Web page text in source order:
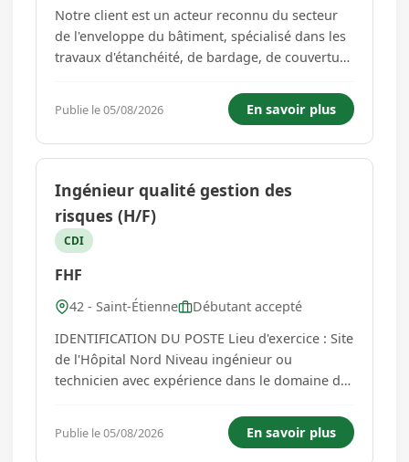
Notre client est un acteur reconnu du secteur
de l'enveloppe du bâtiment, spécialisé dans les
travaux d'étanchéité, de bardage, de couverture
l'ensemble du territoire, il intervient sur des
projets variés auprès d'une clientèle
professionnelle, ...
Publie le 05/08/2026 En savoir plus
Ingénieur qualité gestion des
risques (H/F)
CDI
FHF
42 - Saint-Étienne
Débutant accepté
IDENTIFICATION DU POSTE Lieu d'exercice : Site
de l'Hôpital Nord Niveau ingénieur ou
technicien avec expérience dans le domaine de
de santé POSITION DANS LA STRUCTURE
Liaisons hiérarchiques : Directeur Qualité
Publie le 05/08/2026 En savoir plus